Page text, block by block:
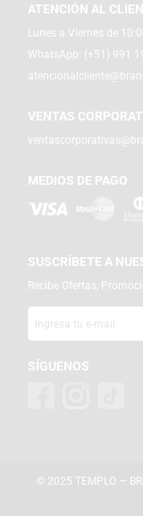
ATENCIÓN AL
Lunes a Viernes de
WhatsApp: (+51) 991
VENTAS
MEDIOS DE PAGO
SUSCRÍBETE A
Recibe Ofertas,
SÍGUENOS
© 2025 TEMPLO —